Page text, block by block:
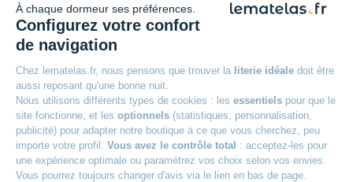
À chaque dormeur ses préférences.
Configurez votre confort
de navigation
Chez lematelas.fr, nous pensons que trouver la literie idéale doit être
aussi reposant qu'une bonne nuit.
Nous utilisons différents types de cookies : les essentiels pour que le
site fonctionne, et les optionnels (statistiques, personnalisation,
publicité) pour adapter notre boutique à ce que vous cherchez, peu
importe votre profil. Vous avez le contrôle total : acceptez-les pour
une expérience optimale ou paramétrez vos choix selon vos envies.
Vous pourrez toujours changer d'avis via le lien en bas de page.
100 nuits d’essai
Pour adopter votre matelas
Reprise ancienne literie
Pour vous faciliter le recyclage
3 fois sans frais possible
A partir de 150 € d’achat